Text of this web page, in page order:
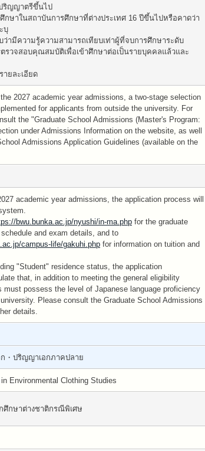
ริญญาตรีขึ้นไป
กษาในสถาบันการศึกษาที่ต่างประเทศ 16 ปีขึ้นไปหรือคาดว่า
บุ
ามีความรู้ความสามารถเทียบเท่าผู้ที่จบการศึกษาระดับ
รวจสอบคุณสมบัติเพื่อเข้าศึกษาต่อเป็นรายบุคคลแล้วและ
ายละเอียด
2027 academic year admissions, a two-stage selection
for applicants from outside the university. For
the "Graduate School Admissions (Master's Program:
under Admissions Information on the website, as well
Admissions Application Guidelines (available on the
academic year admissions, the application process will
bwu.bunka.ac.jp/nyushi/in-ma.php for the graduate
and exam details, and to
campus-life/gakuhi.php for information on tuition and
"Student" residence status, the application
that, in addition to meeting the general eligibility
must possess the level of Japanese language proficiency
Please consult the Graduate School Admissions
details.
・ปริญญาเอกภาคปลาย
Environmental Clothing Studies
ศึกษาต่างชาติกรณีพิเศษ